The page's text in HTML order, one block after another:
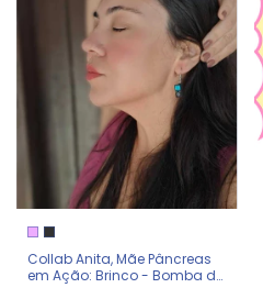
Collab Anita, Mãe Pâncreas
em Ação: Brinco - Bomba de